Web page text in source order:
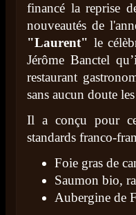
financé la reprise
nouveautés de
"Laurent" le
Jérôme Banctel
restaurant
sans aucun doute
Il a conçu pour
standards franco-
Foie gras de
Saumon bio,
Aubergine de